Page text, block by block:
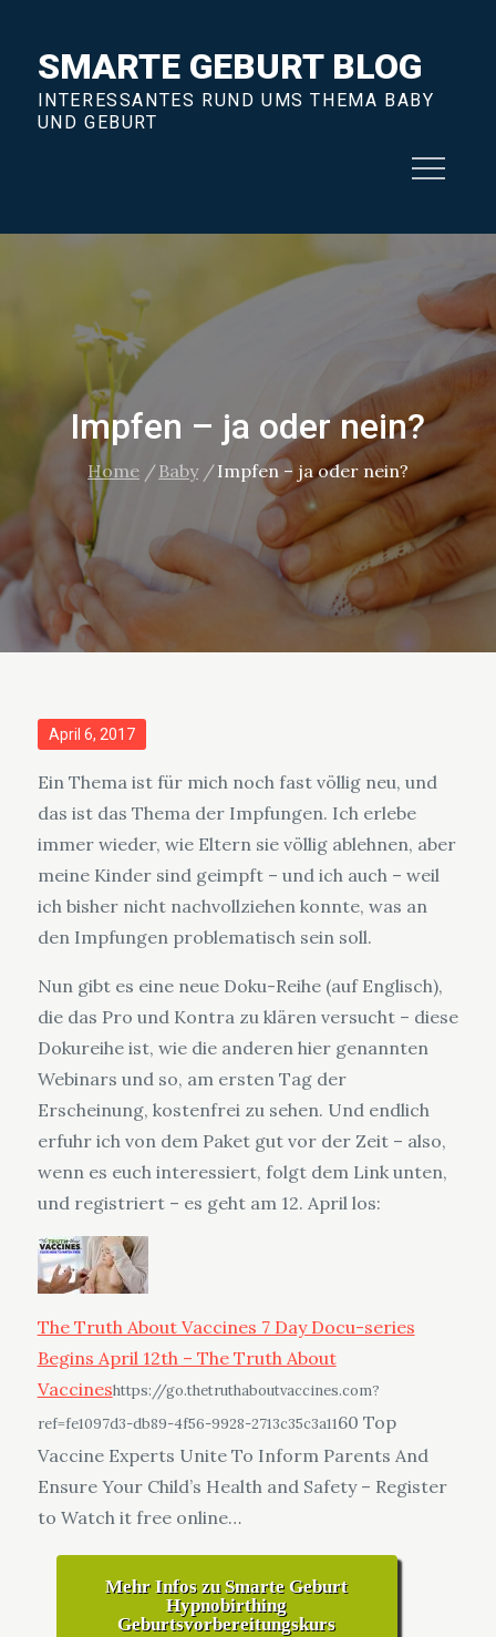
contentSMARTE GEBURT BLOG
INTERESSANTES RUND UMS THEMA BABY
UND GEBURT
Impfen – ja oder nein?
Home Baby Impfen – ja oder nein?
Posted
April 6, 2017
Ein Thema ist für mich noch fast völlig neu, und
das ist das Thema der Impfungen. Ich erlebe
immer wieder, wie Eltern sie völlig ablehnen, aber
meine Kinder sind geimpft – und ich auch – weil
ich bisher nicht nachvollziehen konnte, was an
den Impfungen problematisch sein soll.
Nun gibt es eine neue Doku-Reihe (auf Englisch),
die das Pro und Kontra zu klären versucht – diese
Dokureihe ist, wie die anderen hier genannten
Webinars und so, am ersten Tag der
Erscheinung, kostenfrei zu sehen. Und endlich
erfuhr ich von dem Paket gut vor der Zeit – also,
wenn es euch interessiert, folgt dem Link unten,
und registriert – es geht am 12. April los:
The Truth About Vaccines 7 Day Docu-series
Begins April 12th – The Truth About
Vaccineshttps://go.thetruthaboutvaccines.com?
ref=fe1097d3-db89-4f56-9928-2713c35c3a1160 Top
Vaccine Experts Unite To Inform Parents And
Ensure Your Child’s Health and Safety – Register
to Watch it free online…
Mehr Infos zu Smarte Geburt
Hypnobirthing
Geburtsvorbereitungskurs